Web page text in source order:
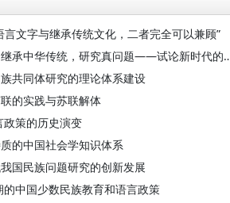
言文字与继承传统文化，二者完全可以兼顾”
马戎：打破学科藩篱，继承中华
共同体研究的理论体系建设
的实践与苏联解体
策的历史演变
的中国社会学知识体系
国民族问题研究的创新发展
中国少数民族教育和语言政策